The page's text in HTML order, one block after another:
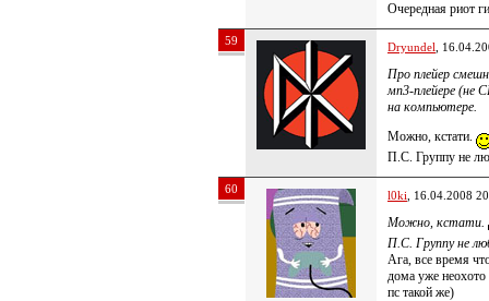
Очередная риот
59 Dryundel ,
Про плейер
мп3-плейере (не
на компьютере.
Можно, кстати.
П.С. Группу не
60 l0ki , 16.04.2008
Можно, кстати.
П.С. Группу не
Ага, все время
дома уже неохото
пс такой же)